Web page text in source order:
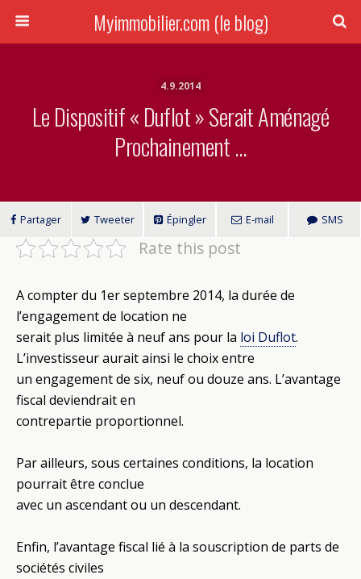
Myimmobilier.com (le blog)
4.9.2014
Le Dispositif « Duflot » Serait Aménagé
Prochainement …
Partager Tweeter Épingler E-mail SMS
Rate this post
A compter du 1er septembre 2014, la durée de
l’engagement de location ne
serait plus limitée à neuf ans pour la loi Duflot.
L’investisseur aurait ainsi le choix entre
un engagement de six, neuf ou douze ans. L’avantage
fiscal deviendrait en
contrepartie proportionnel.
Par ailleurs, sous certaines conditions, la location
pourrait être conclue
avec un ascendant ou un descendant.
Enfin, l’avantage fiscal lié à la souscription de parts de
sociétés civiles